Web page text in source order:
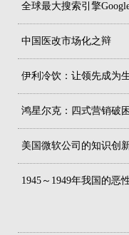
全球最大搜索引擎
中国医改市场化之辩
伊利冷饮：让领先成为
鸿星尔克：四式营销破
美国微软公司的知识创
1945～1949年我国的恶